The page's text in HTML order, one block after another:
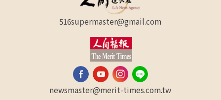
516supermaster@gmail.com
newsmaster@merit-times.com.tw